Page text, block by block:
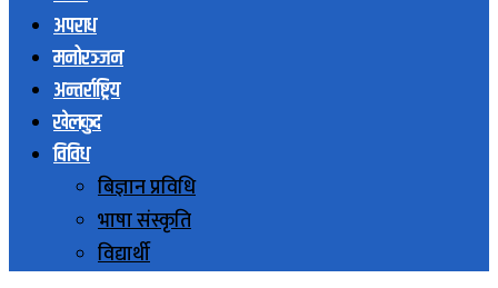
अपराध
मनोरञ्जन
अन्तर्राष्ट्रिय
खेलकुद
विविध
बिज्ञान प्रविधि
भाषा संस्कृति
विद्यार्थी